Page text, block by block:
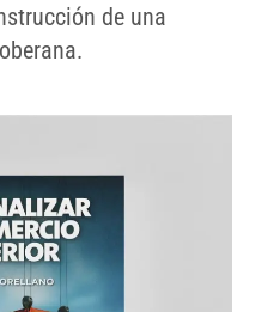
de una